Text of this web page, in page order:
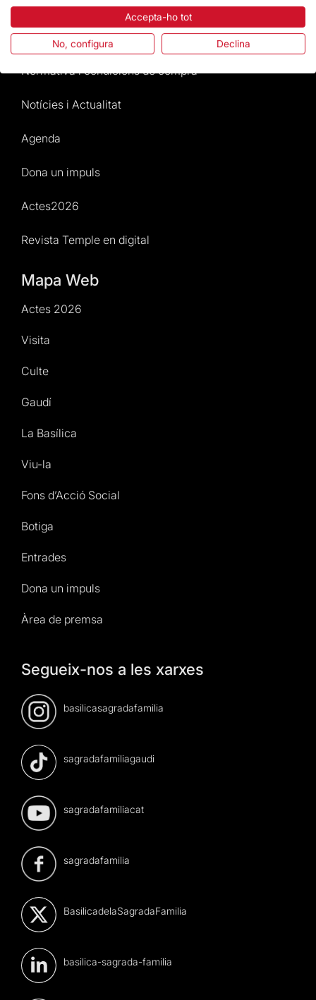
Atenció al Visitant
Normativa i condicions de compra
Notícies i Actualitat
Agenda
Dona un impuls
Actes2026
Revista Temple en digital
Mapa Web
Actes 2026
Visita
Culte
Gaudí
La Basílica
Viu-la
Fons d’Acció Social
Botiga
Entrades
Dona un impuls
Àrea de premsa
Segueix-nos a les xarxes
basilicasagradafamilia
sagradafamiliagaudi
sagradafamiliacat
sagradafamilia
BasilicadelaSagradaFamilia
basilica-sagrada-familia
Accepta-ho tot
No, configura Declina